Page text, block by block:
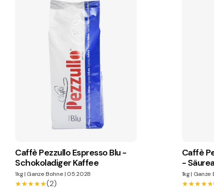
Caffè Pezzullo Espresso Blu -
Schokoladiger Kaffee
1kg|Ganze Bohne|05.2028
★★★★★
★★★★★(2)
Caffè
-
1kg| Ganze
★★★★★
★★★★★